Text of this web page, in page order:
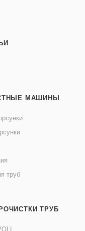
МАШИНЫ
труб
ТРУБ